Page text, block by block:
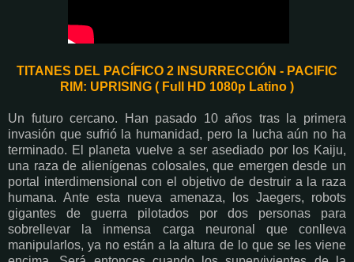
TITANES DEL PACÍFICO 2 INSURRECCIÓN - PACIFIC
RIM: UPRISING ( Full HD 1080p Latino )
Un futuro cercano. Han pasado 10 años tras la primera
invasión que sufrió la humanidad, pero la lucha aún no ha
terminado. El planeta vuelve a ser asediado por los Kaiju,
una raza de alienígenas colosales, que emergen desde un
portal interdimensional con el objetivo de destruir a la raza
humana. Ante esta nueva amenaza, los Jaegers, robots
gigantes de guerra pilotados por dos personas para
sobrellevar la inmensa carga neuronal que conlleva
manipularlos, ya no están a la altura de lo que se les viene